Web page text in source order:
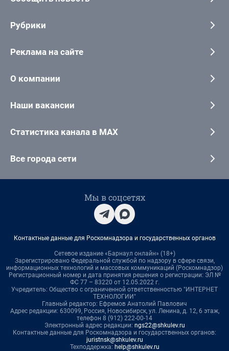
Рубрики
Реклама на сайте
О компании
Наши вакансии
Статистика канала в MAX
Все города сети
Мы в соцсетях
Контактные данные для Роскомнадзора и государственных органов
Сетевое издание «Барнаул онлайн» (18+)
Зарегистрировано Федеральной службой по надзору в сфере связи,
информационных технологий и массовых коммуникаций (Роскомнадзор)
Регистрационный номер и дата принятия решения о регистрации: ЭЛ №
ФС 77 – 83220 от 12.05.2022 г.
Учредитель: Общество с ограниченной ответственностью "ИНТЕРНЕТ
ТЕХНОЛОГИИ"
Главный редактор: Ефремов Анатолий Павлович
Адрес редакции: 630099, Россия, Новосибирск, ул. Ленина, д. 12, 6 этаж,
телефон 8 (912) 222-00-14
Электронный адрес редакции: ngs22@shkulev.ru
Контактные данные для Роскомнадзора и государственных органов:
juristnsk@shkulev.ru
Техподдержка: help@shkulev.ru